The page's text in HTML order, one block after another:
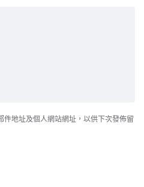
件地址及個人網站網址，以供下次發佈留